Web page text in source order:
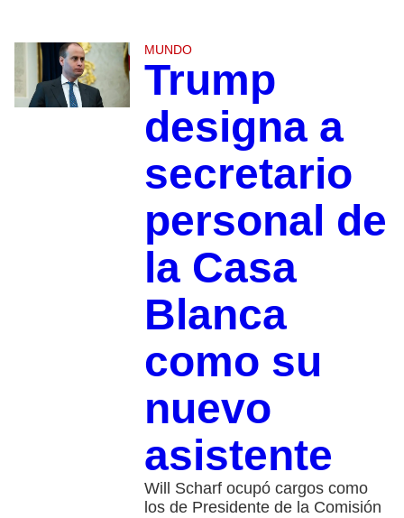
MUNDO
Trump
designa a
secretario
personal de
la Casa
Blanca
como su
nuevo
asistente
Will Scharf ocupó cargos como
los de Presidente de la Comisión